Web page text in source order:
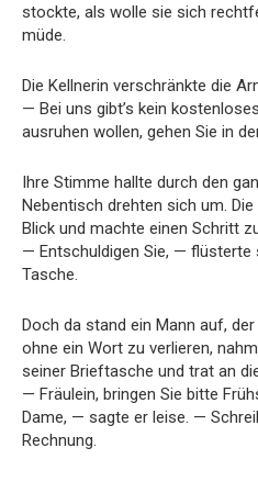
stockte, als wolle sie sich
müde.
Die Kellnerin verschränkte die
— Bei uns gibt’s kein
ausruhen wollen, gehen Sie in
Ihre Stimme hallte durch den
Nebentisch drehten sich um.
Blick und machte einen Schritt
— Entschuldigen Sie, — flüsterte
Tasche.
Doch da stand ein Mann auf,
ohne ein Wort zu verlieren,
seiner Brieftasche und trat an
— Fräulein, bringen Sie bitte
Dame, — sagte er leise. —
Rechnung.